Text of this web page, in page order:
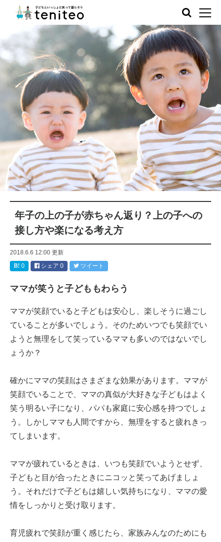
年子の上の子が赤ちゃん返り？上の子への
接し方や楽になる考え方
2018.6.6 12:00 更新
0
シェア 0 ツイート
ママが笑うと子どももわらう
ママが笑顔でいると子どもは安心し、楽しそうに過ごし
ていることが多いでしょう。そのためいつでも笑顔でい
ようと無理をして笑っているママも多いのではないでし
ょうか？
確かにママの笑顔はさまざまな効果があります。ママが
笑顔でいることで、ママの真似が大好きな子どもはよく
笑う明るい子になり、パパも家庭に安心感を持つでしょ
う。しかしママも人間ですから、無理をすると疲れきっ
てしまいます。
ママが疲れているときは、いつも笑顔でいようとせず、
子どもと目が合ったときにニコッと笑ってあげましょ
う。それだけで子どもは嬉しい気持ちになり、ママの愛
情をしっかりと受け取ります。
育児疲れで笑顔が重く感じたら、家族みんなのためにも